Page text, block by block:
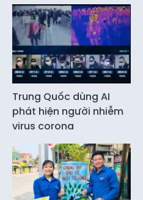
Trung Quốc dùng AI
phát hiện người nhiễm
virus corona